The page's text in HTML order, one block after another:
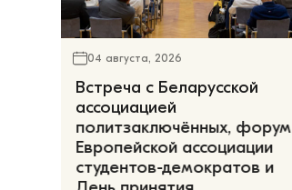
04 августа, 2026
Встреча с Беларусской
ассоциацией
политзаключённых, форум
Европейской ассоциации
студентов-демократов и